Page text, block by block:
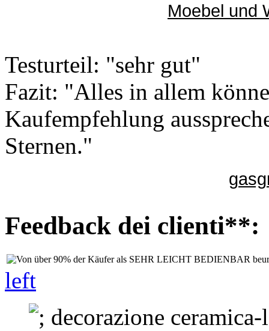
Moebel und
Testurteil: "sehr gut"
Fazit: "Alles in allem
Kaufempfehlung
Sternen."
Feedback dei clienti**:
left